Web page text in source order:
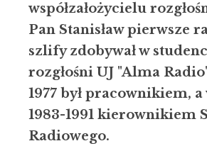
współzałożycielu
Pan Stanisław pierwsze
szlify zdobywał w
rozgłośni UJ "Alma
1977 był pracownikiem,
1983-1991 kierownikiem
Radiowego.